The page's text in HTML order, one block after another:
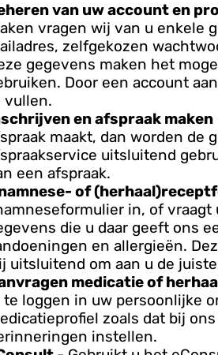
van uw account en
vragen wij van u enkele
zelfgekozen
gegevens maken het
Door een account
vullen.
en afspraak maken
maakt, dan worden
uitsluitend
een afspraak.
of
in, of vraagt
die u daar geeft ons
en allergieën.
uitsluitend om aan u de
medicatie of
te loggen in uw persoonlijke
zoals dat bij
instellen.